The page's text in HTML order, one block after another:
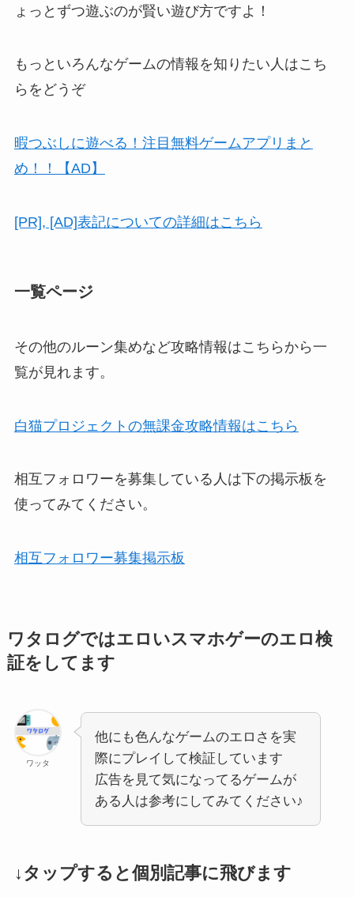
ょっとずつ遊ぶのが賢い遊び方ですよ！
もっといろんなゲームの情報を知りたい人はこち
らをどうぞ
暇つぶしに遊べる！注目無料ゲームアプリまと
め！！【AD】
[PR], [AD]表記についての詳細はこちら
一覧ページ
その他のルーン集めなど攻略情報はこちらから一
覧が見れます。
白猫プロジェクトの無課金攻略情報はこちら
相互フォロワーを募集している人は下の掲示板を
使ってみてください。
相互フォロワー募集掲示板
ワタログではエロいスマホゲーのエロ検
証をしてます
ワッタ
他にも色んなゲームのエロさを実
際にプレイして検証しています
広告を見て気になってるゲームが
ある人は参考にしてみてください♪
↓タップすると個別記事に飛びます